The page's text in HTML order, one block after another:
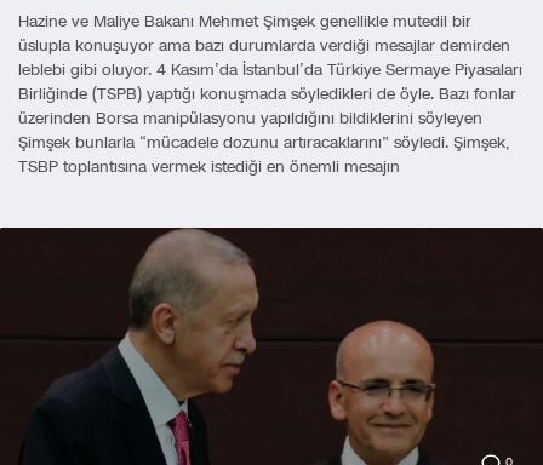
Hazine ve Maliye Bakanı Mehmet Şimşek genellikle mutedil bir
üslupla konuşuyor ama bazı durumlarda verdiği mesajlar demirden
leblebi gibi oluyor. 4 Kasım’da İstanbul’da Türkiye Sermaye Piyasaları
Birliğinde (TSPB) yaptığı konuşmada söyledikleri de öyle. Bazı fonlar
üzerinden Borsa manipülasyonu yapıldığını bildiklerini söyleyen
Şimşek bunlarla “mücadele dozunu artıracaklarını” söyledi. Şimşek,
TSBP toplantısına vermek istediği en önemli mesajın